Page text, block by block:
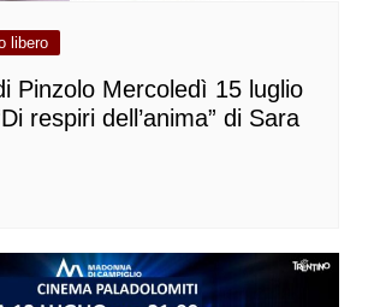
libero
Pinzolo Mercoledì 15 luglio
respiri dell’anima” di Sara